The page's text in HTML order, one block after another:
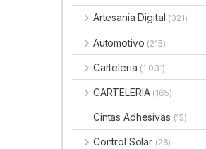
Artesania Digital (321)
Automotivo (215)
Carteleria (1.031)
CARTELERIA (165)
Cintas Adhesivas (15)
Control Solar (26)